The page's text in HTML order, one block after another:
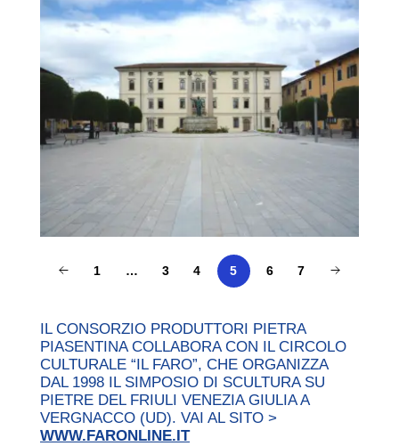
1 … 3 4 5 6 7
IL CONSORZIO PRODUTTORI PIETRA
PIASENTINA COLLABORA CON IL CIRCOLO
CULTURALE “IL FARO”, CHE ORGANIZZA
DAL 1998 IL SIMPOSIO DI SCULTURA SU
PIETRE DEL FRIULI VENEZIA GIULIA A
VERGNACCO (UD). VAI AL SITO >
WWW.FARONLINE.IT